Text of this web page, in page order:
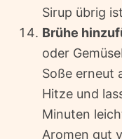
Sirup übrig
Brühe
oder
Soße erneut
Hitze und
Minuten
Aromen gut